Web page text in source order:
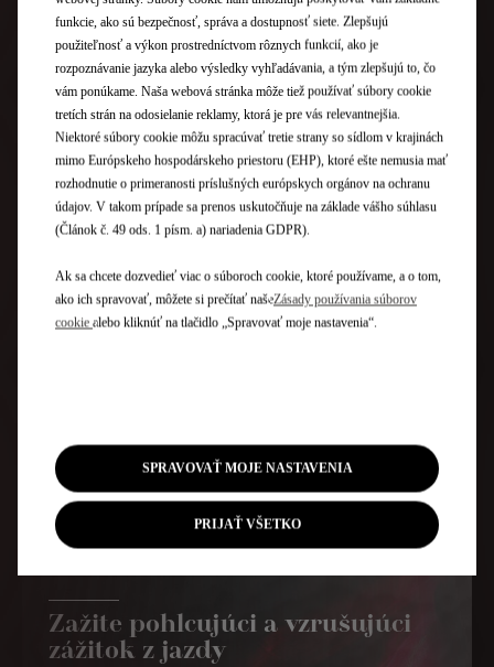
VYSOKO KVALITNÉ POVRCHOVÉ ÚPRAVY
TECHNOLOGICKOSŤ
Zažite pohlcujúci a vzrušujúci
zážitok z jazdy
funkcie, ako sú bezpečnosť, správa a dostupnosť siete. Zlepšujú
použiteľnosť a výkon prostredníctvom rôznych funkcií, ako je
rozpoznávanie jazyka alebo výsledky vyhľadávania, a tým zlepšujú to, čo
vám ponúkame. Naša webová stránka môže tiež používať súbory cookie
tretích strán na odosielanie reklamy, ktorá je pre vás relevantnejšia.
Niektoré súbory cookie môžu spracúvať tretie strany so sídlom v krajinách
mimo Európskeho hospodárskeho priestoru (EHP), ktoré ešte nemusia mať
rozhodnutie o primeranosti príslušných európskych orgánov na ochranu
údajov. V takom prípade sa prenos uskutočňuje na základe vášho súhlasu
(Článok č. 49 ods. 1 písm. a) nariadenia GDPR).
Ak sa chcete dozvedieť viac o súboroch cookie, ktoré používame, a o tom,
ako ich spravovať, môžete si prečítať našeZásady používania súborov
cookie alebo kliknúť na tlačidlo „Spravovať moje nastavenia“.
SPRAVOVAŤ MOJE NASTAVENIA
PRIJAŤ VŠETKO